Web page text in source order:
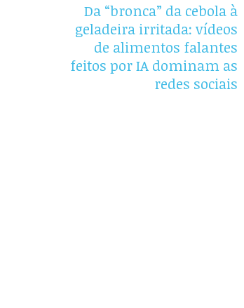
Da “bronca” da cebola à
geladeira irritada: vídeos
de alimentos falantes
feitos por IA dominam as
redes sociais